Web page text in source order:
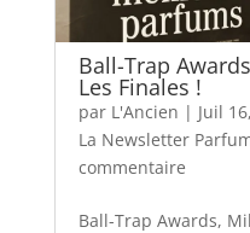
Ball-Trap
Les Finales !
par L'Ancien | Juil
La Newsletter
commentaire
Ball-Trap Awards,